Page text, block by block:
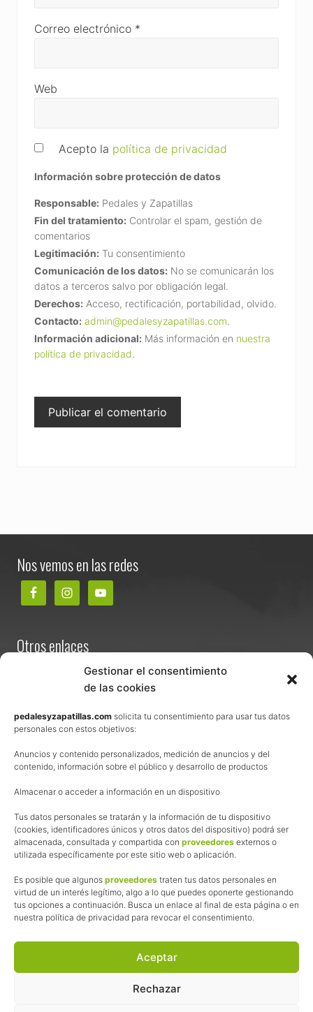
Gestionar el consentimiento
de las cookies
pedalesyzapatillas.com solicita tu consentimiento para usar tus datos
personales con estos objetivos:
Anuncios y contenido personalizados, medición de anuncios y del
contenido, información sobre el público y desarrollo de productos
Almacenar o acceder a información en un dispositivo
Tus datos personales se tratarán y la información de tu dispositivo
(cookies, identificadores únicos y otros datos del dispositivo) podrá ser
almacenada, consultada y compartida con proveedores externos o
utilizada específicamente por este sitio web o aplicación.
Es posible que algunos proveedores traten tus datos personales en
virtud de un interés legítimo, algo a lo que puedes oponerte gestionando
tus opciones a continuación. Busca un enlace al final de esta página o en
nuestra política de privacidad para revocar el consentimiento.
Aceptar
Rechazar
Correo electrónico *
Web
Acepto la política de privacidad
Información sobre protección de datos
Responsable: Pedales y Zapatillas
Fin del tratamiento: Controlar el spam, gestión de
comentarios
Legitimación: Tu consentimiento
Comunicación de los datos: No se comunicarán los
datos a terceros salvo por obligación legal.
Derechos: Acceso, rectificación, portabilidad, olvido.
Contacto: admin@pedalesyzapatillas.com.
Información adicional: Más información en nuestra
política de privacidad.
Nos vemos en las redes
Otros enlaces
Términos y condiciones de venta
Política de privacidad
Política de cookies
Afiliación
La web de Pedalesyzapatillas utiliza programas de afiliación.
¿Qué significa esto?
Cuando recomiendo algún producto, pongo enlaces a tiendas
online que utilizo y, por cada compra que realizas, me llevo
una comisión sin que a ti te cueste más dinero.
Esas comisiones me permiten seguir manteniendo esta web,
las inscripciones a muchas de las marchas para después
Siempre escribo sobre productos y tiendas que he probado